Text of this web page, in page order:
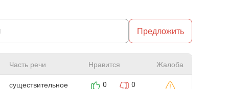
Предложить
Часть речи Нравится
Жалоба
существительное
0 0